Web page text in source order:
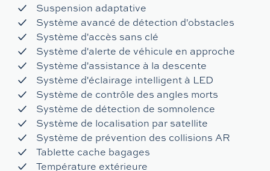
Suspension adaptative
Système avancé de détection d'obstacles
Système d'accès sans clé
Système d'alerte de véhicule en approche
Système d'assistance à la descente
Système d'éclairage intelligent à LED
Système de contrôle des angles morts
Système de détection de somnolence
Système de localisation par satellite
Système de prévention des collisions AR
Tablette cache bagages
Température extérieure